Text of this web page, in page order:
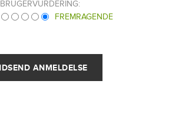
BRUGERVURDERING:
FREMRAGENDE